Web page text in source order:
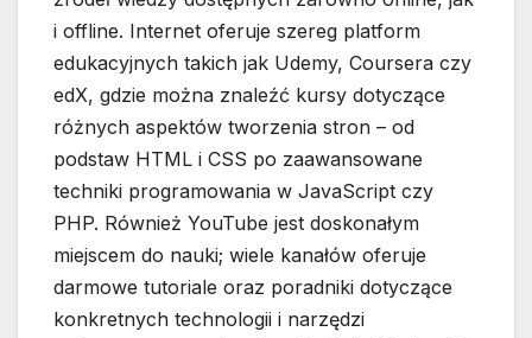
i offline. Internet oferuje szereg platform
edukacyjnych takich jak Udemy, Coursera czy
edX, gdzie można znaleźć kursy dotyczące
różnych aspektów tworzenia stron – od
podstaw HTML i CSS po zaawansowane
techniki programowania w JavaScript czy
PHP. Również YouTube jest doskonałym
miejscem do nauki; wiele kanałów oferuje
darmowe tutoriale oraz poradniki dotyczące
konkretnych technologii i narzędzi